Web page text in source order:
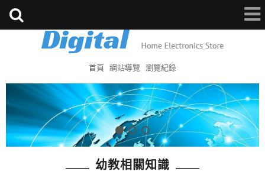
首頁 網站導覽 瀏覽紀錄
幼教相關知識